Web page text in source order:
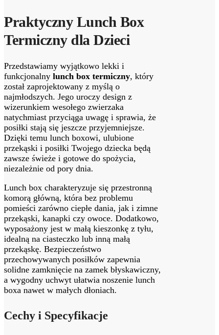
Praktyczny Lunch Box
Termiczny dla Dzieci
Przedstawiamy wyjątkowo lekki i
funkcjonalny lunch box termiczny, który
został zaprojektowany z myślą o
najmłodszych. Jego uroczy design z
wizerunkiem wesołego zwierzaka
natychmiast przyciąga uwagę i sprawia, że
posiłki stają się jeszcze przyjemniejsze.
Dzięki temu lunch boxowi, ulubione
przekąski i posiłki Twojego dziecka będą
zawsze świeże i gotowe do spożycia,
niezależnie od pory dnia.
Lunch box charakteryzuje się przestronną
komorą główną, która bez problemu
pomieści zarówno ciepłe dania, jak i zimne
przekąski, kanapki czy owoce. Dodatkowo,
wyposażony jest w małą kieszonkę z tyłu,
idealną na ciasteczko lub inną małą
przekąskę. Bezpieczeństwo
przechowywanych posiłków zapewnia
solidne zamknięcie na zamek błyskawiczny,
a wygodny uchwyt ułatwia noszenie lunch
boxa nawet w małych dłoniach.
Cechy i Specyfikacje